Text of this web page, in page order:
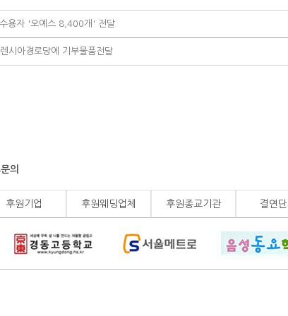
용자 '오예스 8,400개' 전달
시아경로당에 기부물품전달
의
후원기업 후원웨딩업체 후원종교기관 결연